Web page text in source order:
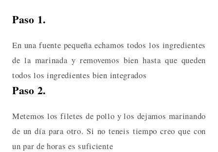
Paso 1.
En una fuente pequeña echamos todos los ingredientes
de la marinada y removemos bien hasta que queden
todos los ingredientes bien integrados
Paso 2.
Metemos los filetes de pollo y los dejamos marinando
de un día para otro. Si no teneis tiempo creo que con
un par de horas es suficiente